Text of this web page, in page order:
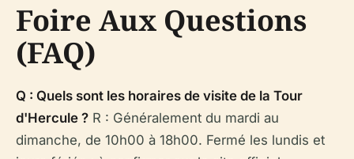
Foire Aux Questions
(FAQ)
Q : Quels sont les horaires de visite de la Tour
d'Hercule ? R : Généralement du mardi au
dimanche, de 10h00 à 18h00. Fermé les lundis et